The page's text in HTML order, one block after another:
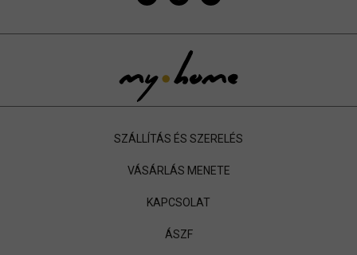
SZÁLLÍTÁS ÉS SZERELÉS
VÁSÁRLÁS MENETE
KAPCSOLAT
ÁSZF